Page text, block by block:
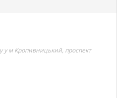
у м Кропивницький, проспект